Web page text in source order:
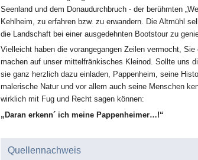
Seenland und dem Donaudurchbruch - der berühmten
Kehlheim, zu erfahren bzw. zu erwandern. Die Altmühl
die Landschaft bei einer ausgedehnten Bootstour zu
Vielleicht haben die vorangegangen Zeilen vermocht, Sie
machen auf unser mittelfränkisches Kleinod. Sollte uns
sie ganz herzlich dazu einladen, Pappenheim, seine
malerische Natur und vor allem auch seine Menschen
wirklich mit Fug und Recht sagen können:
„Daran erkenn´ ich meine Pappenheimer…!“
Quellennachweis